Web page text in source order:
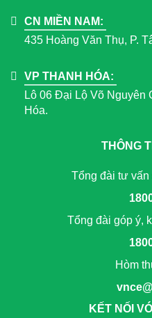
CN MIỀN NAM:
435 Hoàng Văn Thụ, P.
VP THANH HÓA:
Lô 06 Đại Lộ Võ Nguyên
Hóa.
THÔNG
Tổng đài tư vấn
Tổng đài góp ý,
Hòm
KẾT NỐI